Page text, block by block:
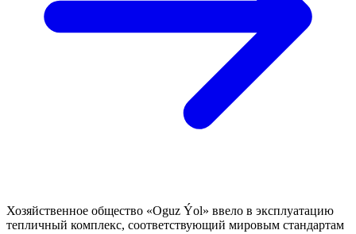
Хозяйственное общество «Oguz Ýol» ввело в эксплуатацию
тепличный комплекс, соответствующий мировым стандартам